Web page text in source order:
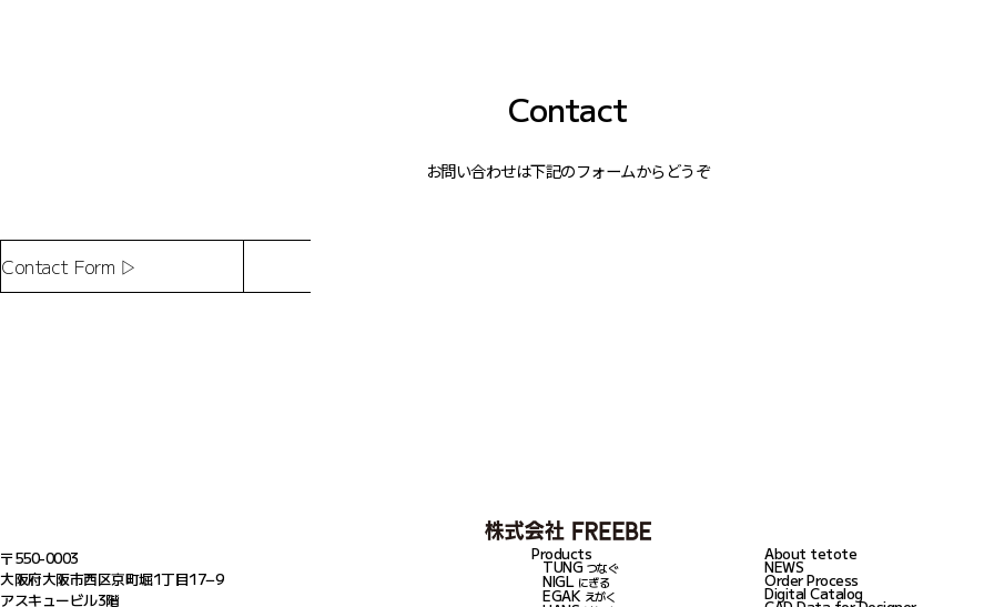
Contact
お問い合わせは下記のフォームからどうぞ
Contact Form ▷
〒550-0003
大阪府大阪市西区京町堀1丁目17−9
アスキュービル3階
Products
TUNG つなぐ
NIGL にぎる
EGAK えがく
About tetote
NEWS
Order Process
Digital Catalog